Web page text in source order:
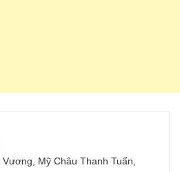
Mỹ Châu Thanh Tuấn,